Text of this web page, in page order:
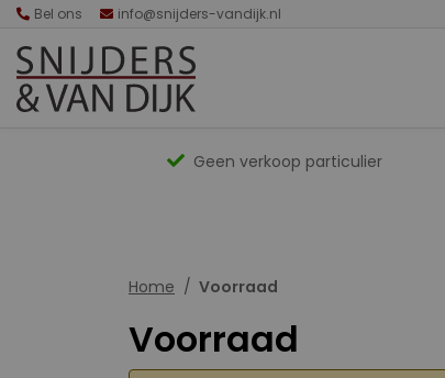
Bel ons info@snijders-vandijk.nl
Geen verkoop particulier
Home Voorraad
Voorraad